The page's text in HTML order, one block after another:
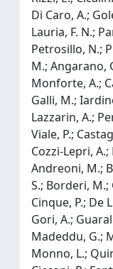
Di Caro, A.;
Lauria, F. N.;
Petrosillo, N.;
M.; Angarano,
Monforte, A.;
Galli, M.;
Lazzarin, A.;
Viale, P.;
Cozzi-Lepri,
Andreoni, M.;
S.; Borderi, M.;
Cinque, P.; De
Gori, A.;
Madeddu, G.;
Monno, L.;